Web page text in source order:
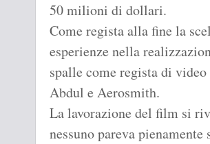
50 milioni di dollari.
Come regista alla fine la
esperienze nella
spalle come regista di
Abdul e Aerosmith.
La lavorazione del film si
nessuno pareva